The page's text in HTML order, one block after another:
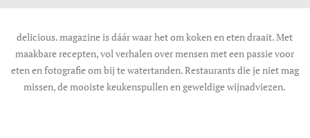
delicious. magazine is dáár waar het om koken en eten draait. Met
maakbare recepten, vol verhalen over mensen met een passie voor
eten en fotografie om bij te watertanden. Restaurants die je niet mag
missen, de mooiste keukenspullen en geweldige wijnadviezen.